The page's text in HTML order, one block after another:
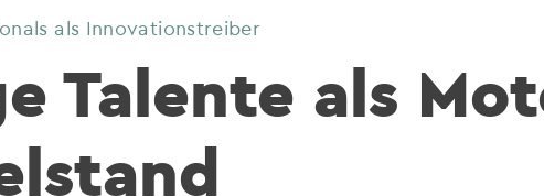
als Innovationstreiber
Talente als